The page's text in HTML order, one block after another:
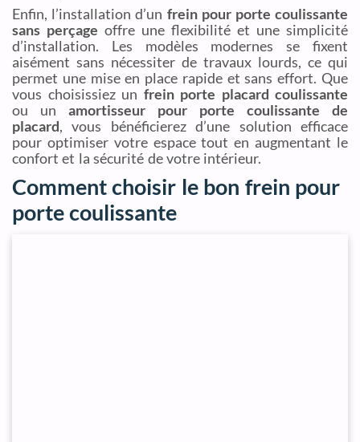
Enfin, l’installation d’un frein pour porte coulissante
sans perçage offre une flexibilité et une simplicité
d’installation. Les modèles modernes se fixent
aisément sans nécessiter de travaux lourds, ce qui
permet une mise en place rapide et sans effort. Que
vous choisissiez un frein porte placard coulissante
ou un amortisseur pour porte coulissante de
placard, vous bénéficierez d’une solution efficace
pour optimiser votre espace tout en augmentant le
confort et la sécurité de votre intérieur.
Comment choisir le bon frein pour
porte coulissante